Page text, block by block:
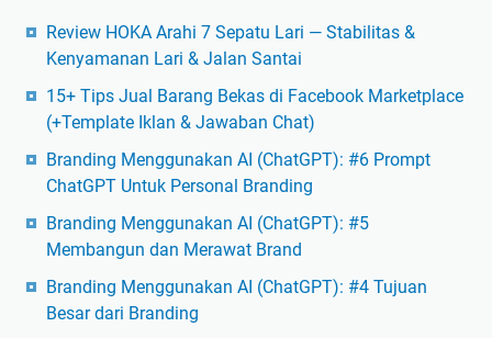
Review HOKA Arahi 7 Sepatu Lari — Stabilitas &
Kenyamanan Lari & Jalan Santai
15+ Tips Jual Barang Bekas di Facebook Marketplace
(+Template Iklan & Jawaban Chat)
Branding Menggunakan AI (ChatGPT): #6 Prompt
ChatGPT Untuk Personal Branding
Branding Menggunakan AI (ChatGPT): #5
Membangun dan Merawat Brand
Branding Menggunakan AI (ChatGPT): #4 Tujuan
Besar dari Branding